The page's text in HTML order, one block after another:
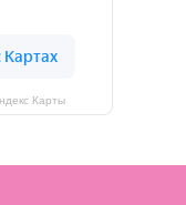
Карты